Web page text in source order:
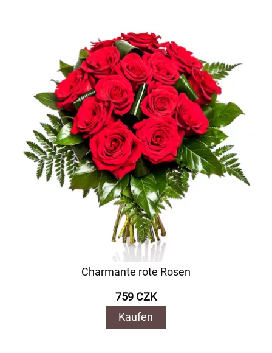
Charmante rote Rosen
759 CZK
Kaufen